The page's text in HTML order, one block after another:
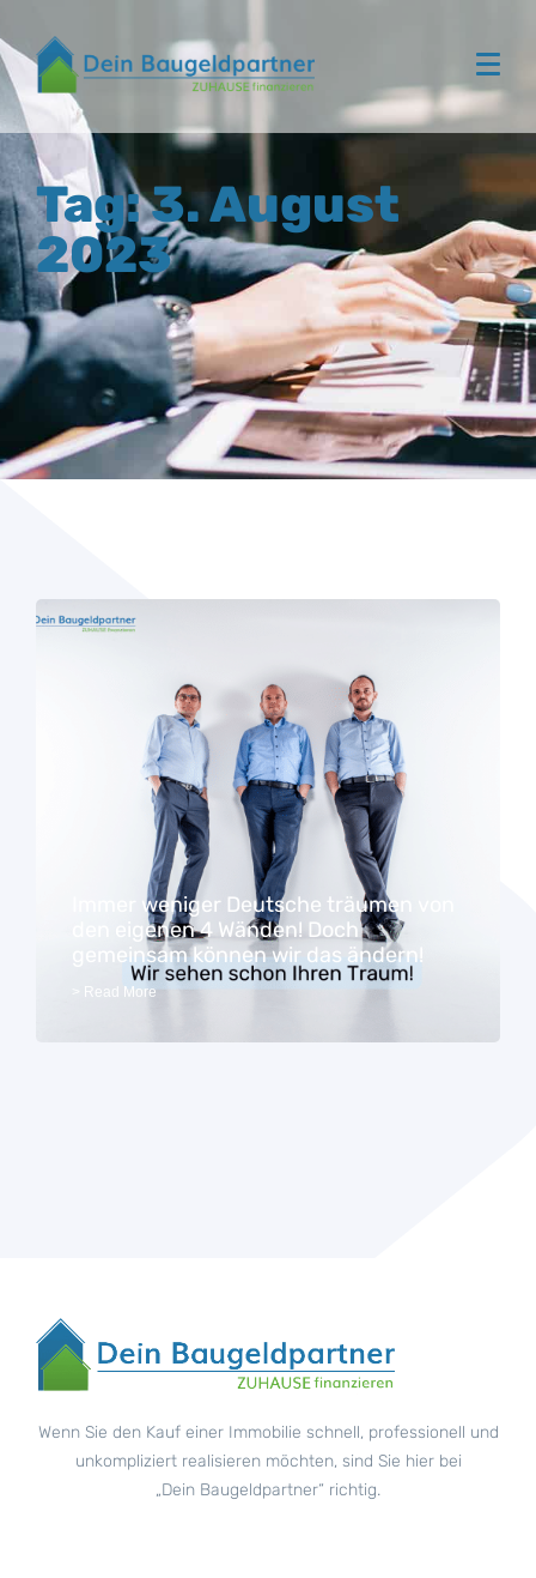
Tag: 3. August
2023
Immer weniger Deutsche träumen von
den eigenen 4 Wänden! Doch
gemeinsam können wir das ändern!
> Read More
Wenn Sie den Kauf einer Immobilie schnell, professionell und
unkompliziert realisieren möchten, sind Sie hier bei
„Dein Baugeldpartner“ richtig.